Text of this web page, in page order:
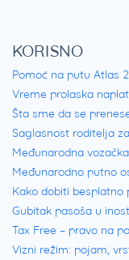
KORISNO
Pomoć na putu Atlas
Vreme prolaska
Šta sme da se
Saglasnost roditelja
Međunarodna
Međunarodno putno
Kako dobiti besplatno
Gubitak pasoša u
Tax Free – pravo na
Vizni režim: pojam,